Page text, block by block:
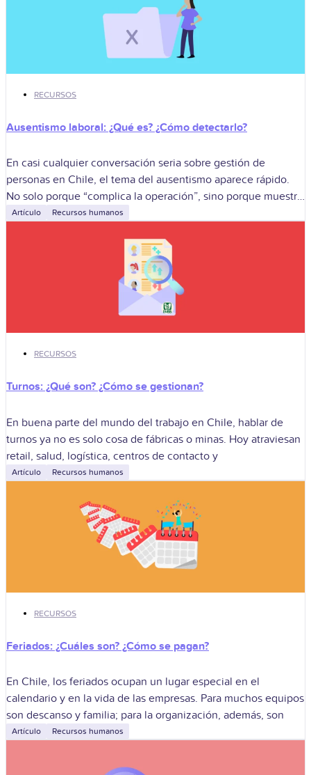
RECURSOS
Ausentismo laboral: ¿Qué es? ¿Cómo detectarlo?
En casi cualquier conversación seria sobre gestión de
personas en Chile, el tema del ausentismo aparece rápido.
No solo porque “complica la operación”, sino porque muestra
cómo están los equipos
Artículo Recursos humanos
RECURSOS
Turnos: ¿Qué son? ¿Cómo se gestionan?
En buena parte del mundo del trabajo en Chile, hablar de
turnos ya no es solo cosa de fábricas o minas. Hoy atraviesan
retail, salud, logística, centros de contacto y
Artículo Recursos humanos
RECURSOS
Feriados: ¿Cuáles son? ¿Cómo se pagan?
En Chile, los feriados ocupan un lugar especial en el
calendario y en la vida de las empresas. Para muchos equipos
son descanso y familia; para la organización, además, son
Artículo Recursos humanos